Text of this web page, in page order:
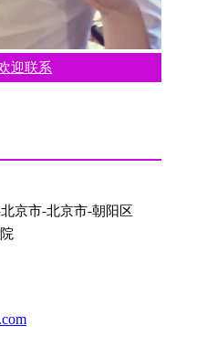
迎联系
京市-北京市-朝阳区